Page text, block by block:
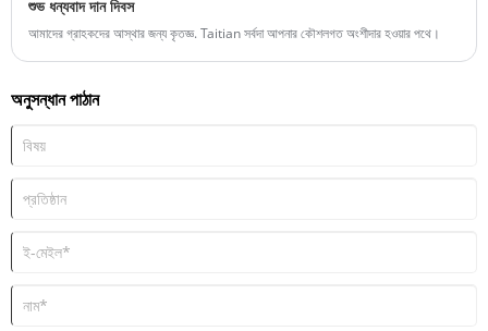
শুভ ধন্যবাদ দান দিবস
আমাদের গ্রাহকদের আস্থার জন্য কৃতজ্ঞ. Taitian সর্বদা আপনার কৌশলগত অংশীদার হওয়ার পথে।
অনুসন্ধান পাঠান